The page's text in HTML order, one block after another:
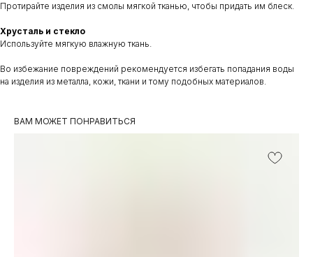
Протирайте изделия из смолы мягкой тканью, чтобы придать им блеск.
Хрусталь и стекло
Используйте мягкую влажную ткань.
Во избежание повреждений рекомендуется избегать попадания воды
на изделия из металла, кожи, ткани и тому подобных материалов.
ВАМ МОЖЕТ ПОНРАВИТЬСЯ